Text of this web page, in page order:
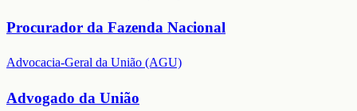
Procurador da Fazenda Nacional
Advocacia-Geral da União (AGU)
Advogado da União